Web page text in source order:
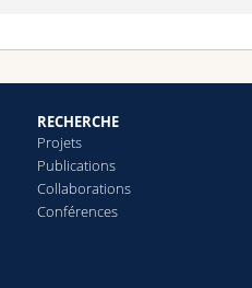
RECHERCHE
Projets
Publications
Collaborations
Conférences